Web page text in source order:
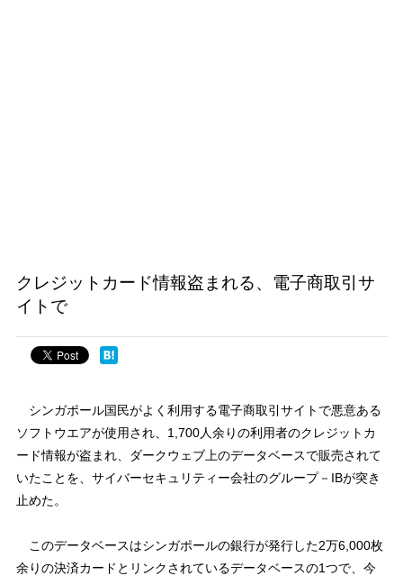
クレジットカード情報盗まれる、電子商取引サ
イトで
シンガポール国民がよく利用する電子商取引サイトで悪意ある
ソフトウエアが使用され、1,700人余りの利用者のクレジットカ
ード情報が盗まれ、ダークウェブ上のデータベースで販売されて
いたことを、サイバーセキュリティー会社のグループ－IBが突き
止めた。
このデータベースはシンガポールの銀行が発行した2万6,000枚
余りの決済カードとリンクされているデータベースの1つで、今